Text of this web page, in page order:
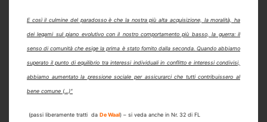
E così il culmine del paradosso è che la nostra più alta acquisizione, la moralità, ha
dei legami sul piano evolutivo con il nostro comportamento più basso, la guerra: il
senso di comunità che esige la prima è stato fornito dalla seconda. Quando abbiamo
superato il punto di equilibrio tra interessi individuali in conflitto e interessi condivisi,
abbiamo aumentato la pressione sociale per assicurarci che tutti contribuissero al
bene comune (…)"
(passi liberamente tratti da De Waal) – si veda anche in Nr. 32 di FL